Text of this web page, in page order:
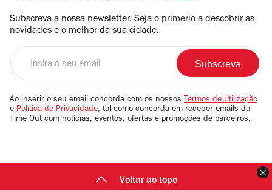
Subscreva a nossa newsletter. Seja o primerio a descobrir as
novidades e o melhor da sua cidade.
email
Ao inserir o seu email concorda com os nossos Termos de Utilização
e Política de Privacidade, tal como concorda em receber emails da
Time Out com notícias, eventos, ofertas e promoções de parceiros.
Voltar ao topo